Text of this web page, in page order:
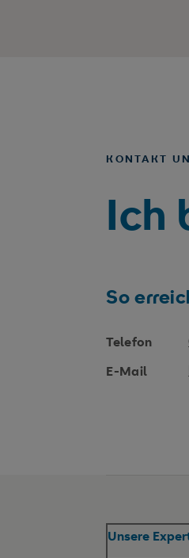
KONTAKT
Ich
So
Telefon
E-Mail
Unsere